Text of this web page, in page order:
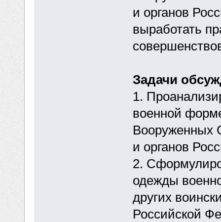
и органов
выработать
Задачи
1.
военной
Вооруженных
и органов
2.
одежды
других
Российской